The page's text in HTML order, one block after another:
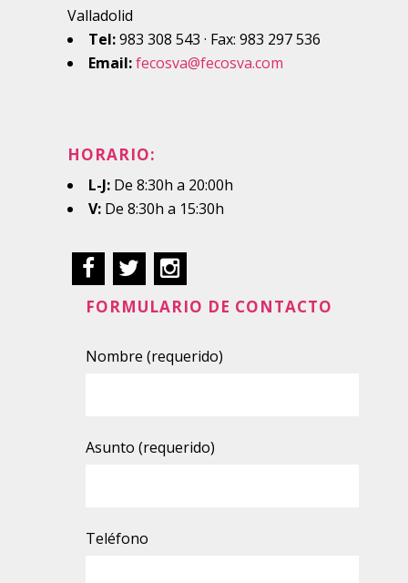
Valladolid
Tel:983 308 543 · Fax: 983 297 536
Email:fecosva@fecosva.com
HORARIO:
L-J: De 8:30h a 20:00h
V: De 8:30h a 15:30h
FORMULARIO DE CONTACTO
Nombre (requerido)
Asunto (requerido)
Teléfono